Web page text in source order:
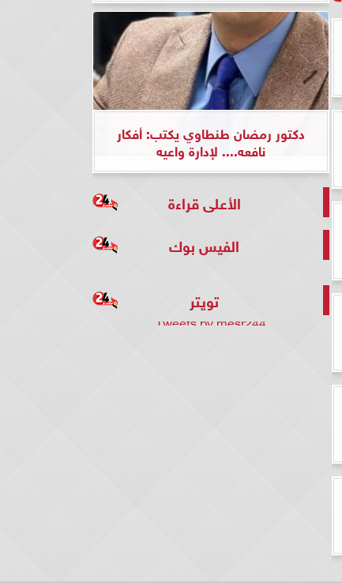
دكتور رمضان طنطاوي يكتب: أفكار
نافعه.... لإدارة واعيه
الأعلى قراءة
الفيس بوك
تويتر
Tweets by mesr244